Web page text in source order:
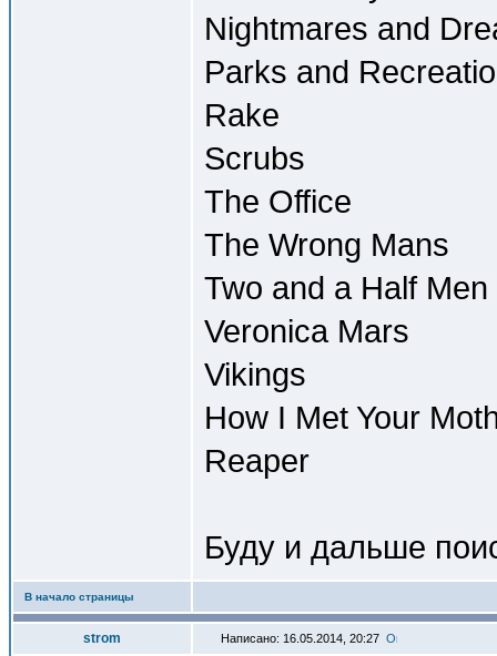
Nightmares and
Parks and
Rake
Scrubs
The Office
The Wrong Mans
Two and a Half Men
Veronica Mars
Vikings
How I Met Your
Reaper
Буду и дальше
В начало страницы
strom Написано: 16.05.2014, 20:27